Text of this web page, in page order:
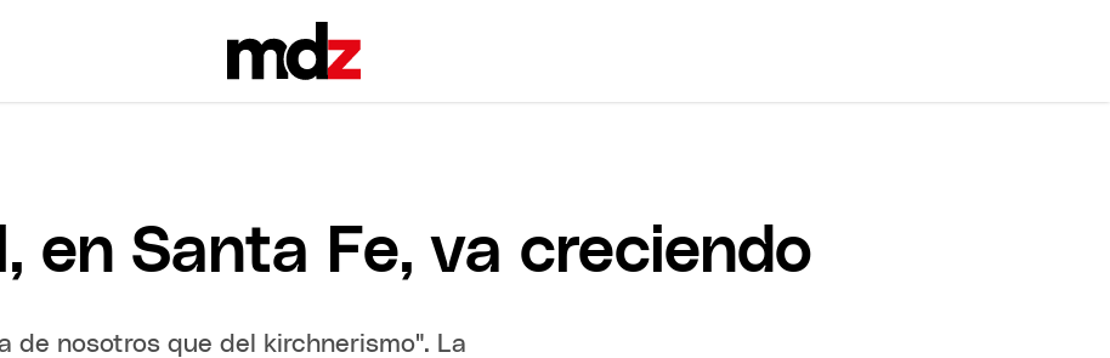
en Santa Fe, va creciendo
de nosotros que del kirchnerismo". La